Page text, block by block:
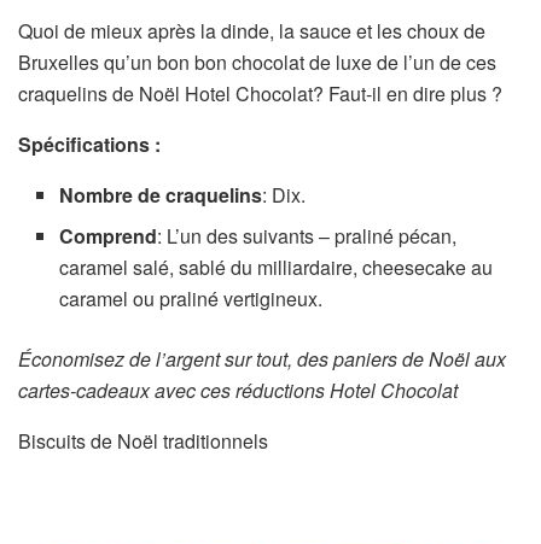
Quoi de mieux après la dinde, la sauce et les choux de
Bruxelles qu’un bon bon chocolat de luxe de l’un de ces
craquelins de Noël Hotel Chocolat? Faut-il en dire plus ?
Spécifications :
Nombre de craquelins: Dix.
Comprend: L’un des suivants – praliné pécan,
caramel salé, sablé du milliardaire, cheesecake au
caramel ou praliné vertigineux.
Économisez de l’argent sur tout, des paniers de Noël aux
cartes-cadeaux avec ces réductions Hotel Chocolat
Biscuits de Noël traditionnels